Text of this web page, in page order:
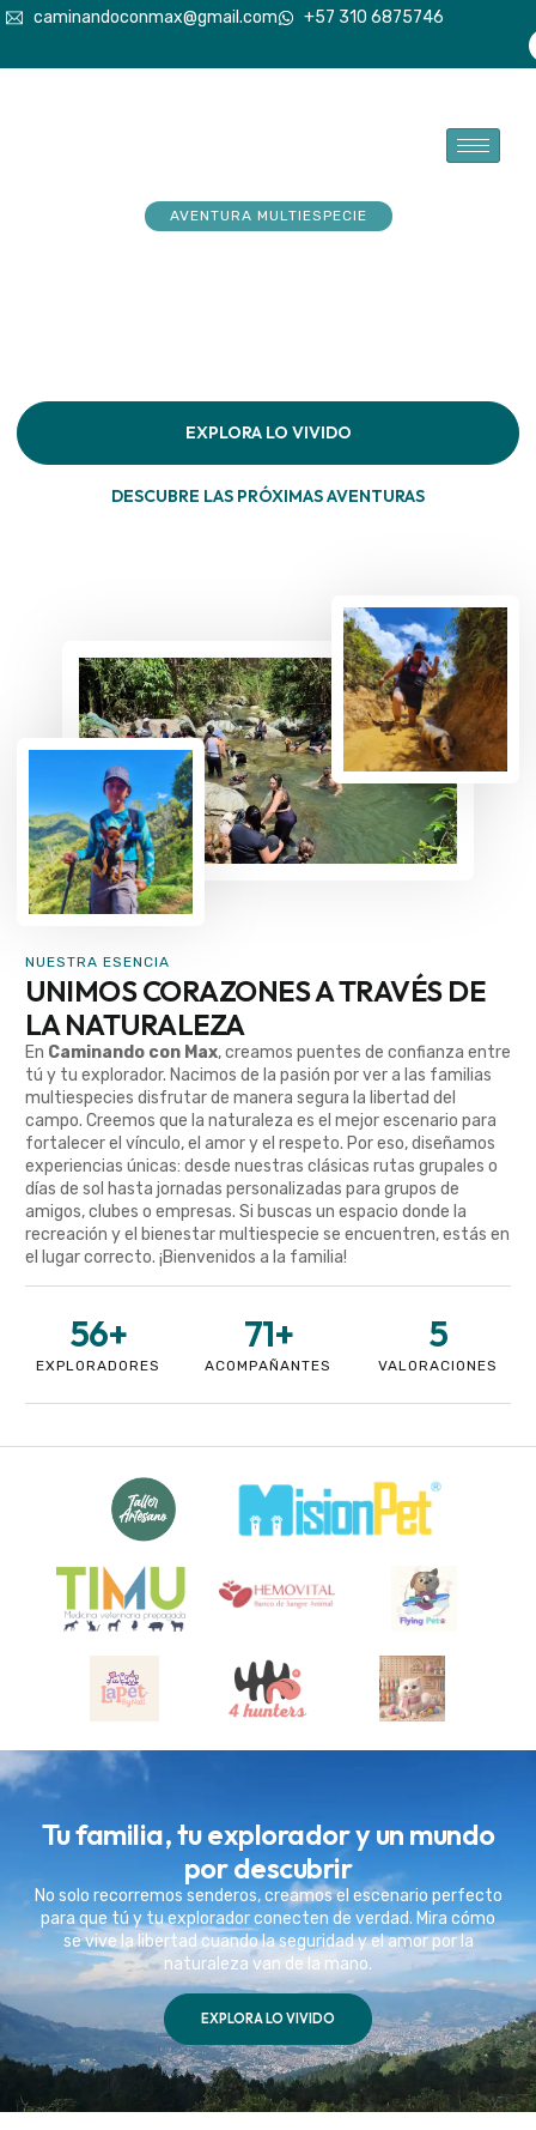
caminandoconmax@gmail.com +57 310 6875746
AVENTURA MULTIESPECIE
EXPLORA LO VIVIDO
DESCUBRE LAS PRÓXIMAS AVENTURAS
NUESTRA ESENCIA
UNIMOS CORAZONES A TRAVÉS DE
LA NATURALEZA
En Caminando con Max, creamos puentes de confianza entre
tú y tu explorador. Nacimos de la pasión por ver a las familias
multiespecies disfrutar de manera segura la libertad del
campo. Creemos que la naturaleza es el mejor escenario para
fortalecer el vínculo, el amor y el respeto. Por eso, diseñamos
experiencias únicas: desde nuestras clásicas rutas grupales o
días de sol hasta jornadas personalizadas para grupos de
amigos, clubes o empresas. Si buscas un espacio donde la
recreación y el bienestar multiespecie se encuentren, estás en
el lugar correcto. ¡Bienvenidos a la familia!
EXPLORADORES
56+
ACOMPAÑANTES
71+
VALORACIONES
5
Tu familia, tu explorador y un mundo
por descubrir
No solo recorremos senderos, creamos el escenario perfecto
para que tú y tu explorador conecten de verdad. Mira cómo
se vive la libertad cuando la seguridad y el amor por la
naturaleza van de la mano.
EXPLORA LO VIVIDO